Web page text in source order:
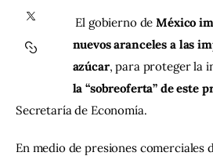
Contacto
El gobierno de México
nuevos aranceles a las
azúcar, para proteger la
la “sobreoferta” de este
Secretaría de Economía.
En medio de presiones comerciales